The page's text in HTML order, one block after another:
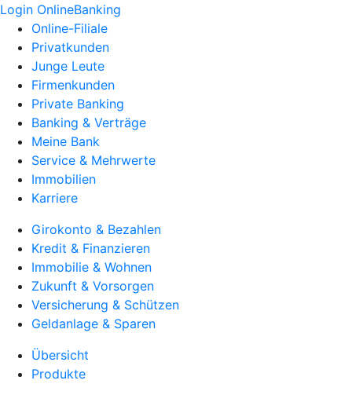
Login OnlineBanking
Online-Filiale
Privatkunden
Junge Leute
Firmenkunden
Private Banking
Banking & Verträge
Meine Bank
Service & Mehrwerte
Immobilien
Karriere
Girokonto & Bezahlen
Kredit & Finanzieren
Immobilie & Wohnen
Zukunft & Vorsorgen
Versicherung & Schützen
Geldanlage & Sparen
Übersicht
Produkte